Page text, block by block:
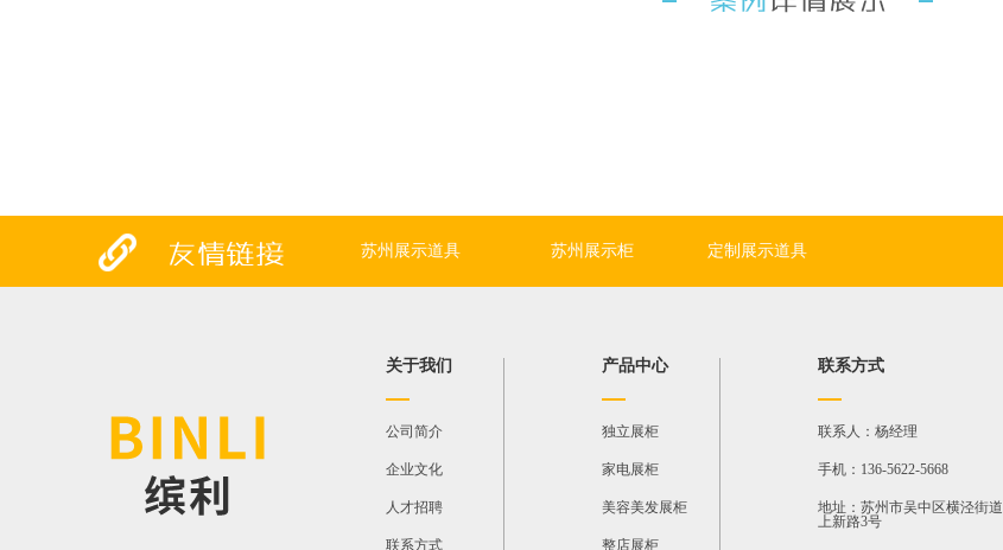
苏州展示道具 苏州展示柜 定制展示道具
关于我们
公司简介
企业文化
人才招聘
联系方式
产品中心
独立展柜
家电展柜
美容美发展柜
整店展柜
联系方式
联系人：杨经理
手机：136-5622-5668
地址：苏州市吴中区横泾街道
上新路3号